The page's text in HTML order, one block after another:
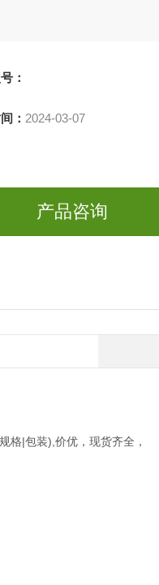
：
： 2024-03-07
产品咨询
),价优，现货齐全，